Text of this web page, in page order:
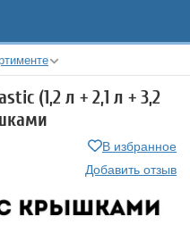
(1,2 л + 2,1 л + 3,2
В избранное
Добавить отзыв